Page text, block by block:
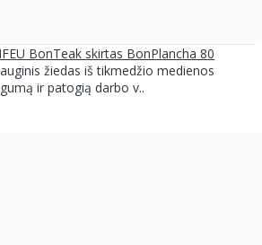
BonTeak skirtas BonPlancha 80
žiedas iš tikmedžio medienos
ir patogią darbo v..